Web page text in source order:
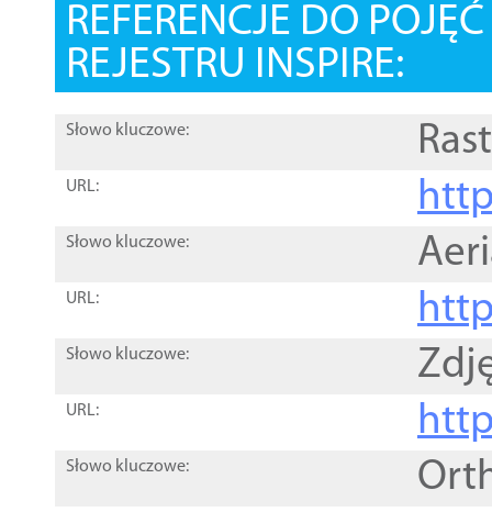
REFERENCJE DO
REJESTRU INSPIRE:
Słowo kluczowe:
URL:
Słowo kluczowe:
URL:
Słowo kluczowe:
URL:
Słowo kluczowe: